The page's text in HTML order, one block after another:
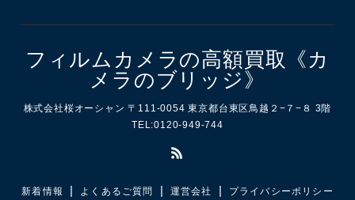
フィルムカメラの高額買取《カ
メラのブリッジ》
株式会社桜オーシャン 〒111-0054 東京都台東区鳥越２−７−８ 3階
TEL:0120-949-744
新着情報 よくあるご質問 運営会社 プライバシーポリシー